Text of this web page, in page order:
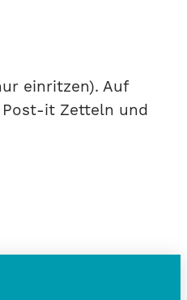
einritzen). Auf
Post-it Zetteln und